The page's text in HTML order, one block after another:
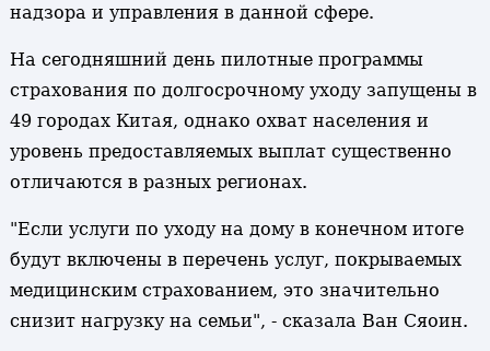
надзора и управления в данной сфере.
На сегодняшний день пилотные программы
страхования по долгосрочному уходу запущены в
49 городах Китая, однако охват населения и
уровень предоставляемых выплат существенно
отличаются в разных регионах.
"Если услуги по уходу на дому в конечном итоге
будут включены в перечень услуг, покрываемых
медицинским страхованием, это значительно
снизит нагрузку на семьи", - сказала Ван Сяоин.